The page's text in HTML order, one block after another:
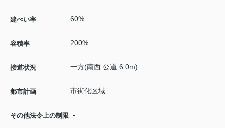
建ぺい率 60%
容積率 200%
接道状況 一方(南西 公道 6.0m)
都市計画 市街化区域
その他法令上の制限 -